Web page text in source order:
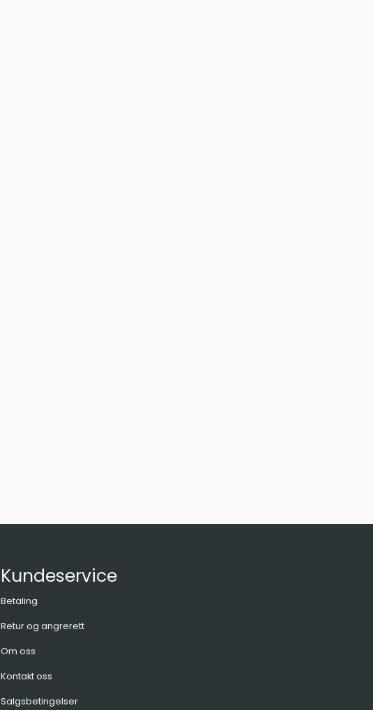
Kundeservice
Betaling
Retur og angrerett
Om oss
Kontakt oss
Salgsbetingelser